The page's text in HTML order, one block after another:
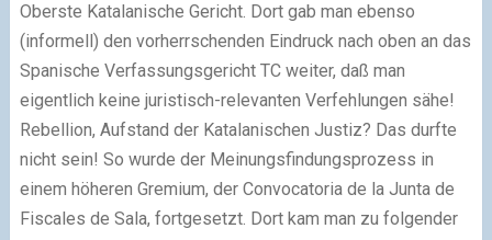
Oberste Katalanische Gericht. Dort gab man ebenso
(informell) den vorherrschenden Eindruck nach oben an das
Spanische Verfassungsgericht TC weiter, daß man
eigentlich keine juristisch-relevanten Verfehlungen sähe!
Rebellion, Aufstand der Katalanischen Justiz? Das durfte
nicht sein! So wurde der Meinungsfindungsprozess in
einem höheren Gremium, der Convocatoria de la Junta de
Fiscales de Sala, fortgesetzt. Dort kam man zu folgender